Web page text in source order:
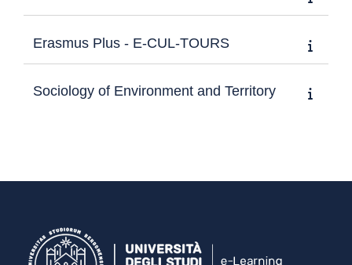
Erasmus Plus - E-CUL-TOURS
Sociology of Environment and Territory